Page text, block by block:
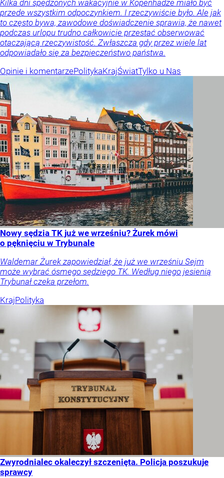
Kilka dni spędzonych wakacyjnie w Kopenhadze miało być
przede wszystkim odpoczynkiem. I rzeczywiście było. Ale jak
to często bywa, zawodowe doświadczenie sprawia, że nawet
podczas urlopu trudno całkowicie przestać obserwować
otaczającą rzeczywistość. Zwłaszcza gdy przez wiele lat
odpowiadało się za bezpieczeństwo państwa.
Opinie i komentarzePolitykaKrajŚwiatTylko u Nas
Nowy sędzia TK już we wrześniu? Żurek mówi
o pęknięciu w Trybunale
Waldemar Żurek zapowiedział, że już we wrześniu Sejm
może wybrać ósmego sędziego TK. Według niego jesienią
Trybunał czeka przełom.
KrajPolityka
Zwyrodnialec okaleczył szczenięta. Policja poszukuje
sprawcy